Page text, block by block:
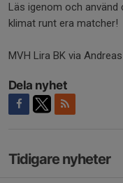
Läs igenom och
klimat runt era matcher!
MVH Lira BK via
Dela nyhet
Tidigare nyheter